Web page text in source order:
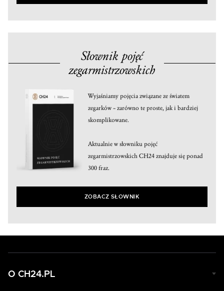
Słownik pojęć
zegarmistrzowskich
Wyjaśniamy pojęcia związane ze światem
zegarków – zarówno te proste, jak i bardziej
skomplikowane.
Aktualnie w słowniku pojęć
zegarmistrzowskich CH24 znajduje się ponad
300 fraz.
ZOBACZ SŁOWNIK
O CH24.PL